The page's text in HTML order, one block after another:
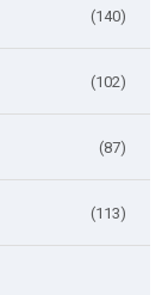
(140)
(102)
(87)
(113)